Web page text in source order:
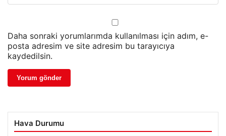
Daha sonraki yorumlarımda kullanılması için adım, e-
posta adresim ve site adresim bu tarayıcıya
kaydedilsin.
Hava Durumu